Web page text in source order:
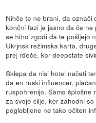
Nihče te ne brani, da označi
končni fazi je jasno da če
se hitro zgodi da te pošljejo
Ukrjnsk režimska karta,
prej rdeče, kor deepstate
Sklepa da nisi hotel načeti
da en ruski influencer,
ruspohrenijo. Samo šplošne
za svoje cilje, ker zahodni
poglobljene ne tako očiten